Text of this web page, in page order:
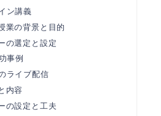
ン講義
業の背景と目的
の選定と設定
事例
ライブ配信
内容
の設定と工夫